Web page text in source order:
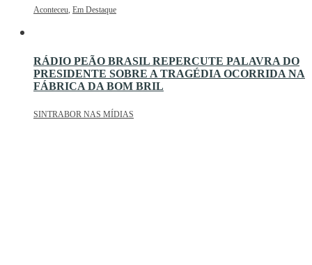
Aconteceu, Em Destaque
RÁDIO PEÃO BRASIL REPERCUTE PALAVRA DO
PRESIDENTE SOBRE A TRAGÉDIA OCORRIDA NA
FÁBRICA DA BOM BRIL
SINTRABOR NAS MÍDIAS